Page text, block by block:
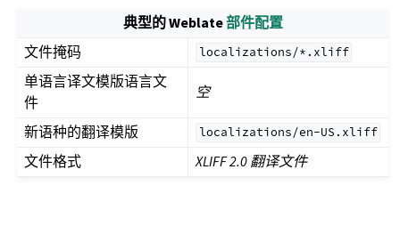
典型的 Weblate部件配置
文件掩码
localizations/*.xliff
单语言译文模版语言文
件
空
新语种的翻译模版 localizations/en-US.xliff
文件格式 XLIFF 2.0 翻译文件